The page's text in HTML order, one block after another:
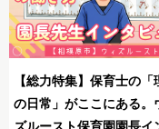
た保育士求人JOBS